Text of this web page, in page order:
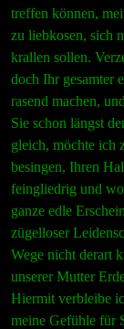
treffen können,
zu liebkosen, sich
krallen sollen.
doch Ihr gesamter
rasend machen,
Sie schon längst
gleich, möchte ich
besingen, Ihren
feingliedrig und
ganze edle
zügelloser
Wege nicht derart
unserer Mutter
Hiermit verbleibe
meine Gefühle für